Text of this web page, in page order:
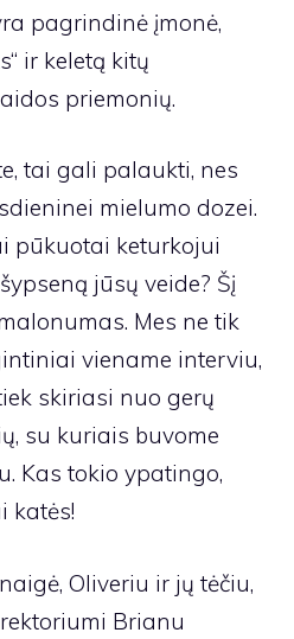
pagrindinė įmonė,
ir keletą kitų
priemonių.
tai gali palaukti, nes
mielumo dozei.
pūkuotai keturkojui
jūsų veide? Šį
Mes ne tik
viename interviu,
skiriasi nuo gerų
su kuriais buvome
Kas tokio ypatingo,
katės!
Oliveriu ir jų tėčiu,
Brianu